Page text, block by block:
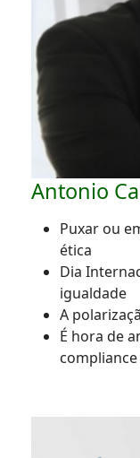
Antonio
Puxar ou
ética
Dia
igualdade
A
É hora de
compliance